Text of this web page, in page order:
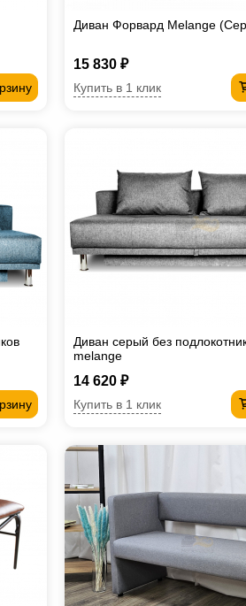
Диван Форвард Melange
15 830 ₽
Купить в 1 клик
Диван серый без
melange
14 620 ₽
Купить в 1 клик